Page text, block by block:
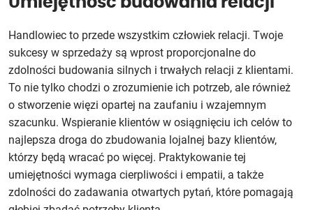
Handlowiec to przede wszystkim człowiek relacji. Twoje
sukcesy w sprzedaży są wprost proporcjonalne do
zdolności budowania silnych i trwałych relacji z klientami.
To nie tylko chodzi o zrozumienie ich potrzeb, ale również
o stworzenie więzi opartej na zaufaniu i wzajemnym
szacunku. Wspieranie klientów w osiągnięciu ich celów to
najlepsza droga do zbudowania lojalnej bazy klientów,
którzy będą wracać po więcej. Praktykowanie tej
umiejętności wymaga cierpliwości i empatii, a także
zdolności do zadawania otwartych pytań, które pomagają